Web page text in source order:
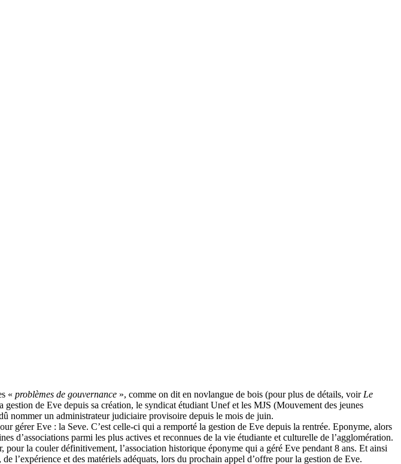
« problèmes de gouvernance », comme on dit en novlangue de bois (pour plus de détails, voir Le
de Eve depuis sa création, le syndicat étudiant Unef et les MJS (Mouvement des jeunes
nommer un administrateur judiciaire provisoire depuis le mois de juin.
gérer Eve : la Seve. C’est celle-ci qui a remporté la gestion de Eve depuis la rentrée. Eponyme, alors
d’associations parmi les plus actives et reconnues de la vie étudiante et culturelle de l’agglomération.
la couler définitivement, l’association historique éponyme qui a géré Eve pendant 8 ans. Et ainsi
l’expérience et des matériels adéquats, lors du prochain appel d’offre pour la gestion de Eve.